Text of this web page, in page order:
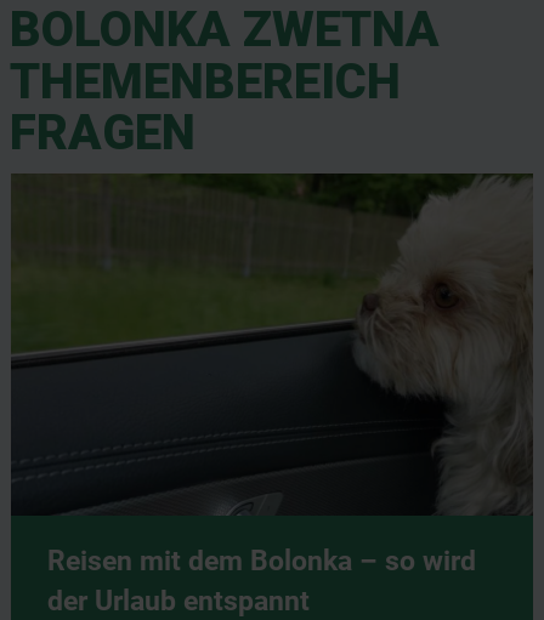
BOLONKA ZWETNA
THEMENBEREICH
FRAGEN
Reisen mit dem Bolonka – so wird
der Urlaub entspannt